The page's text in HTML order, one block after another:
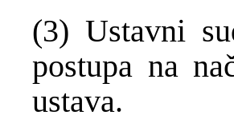
(3) Ustavni
postupa na
ustava.